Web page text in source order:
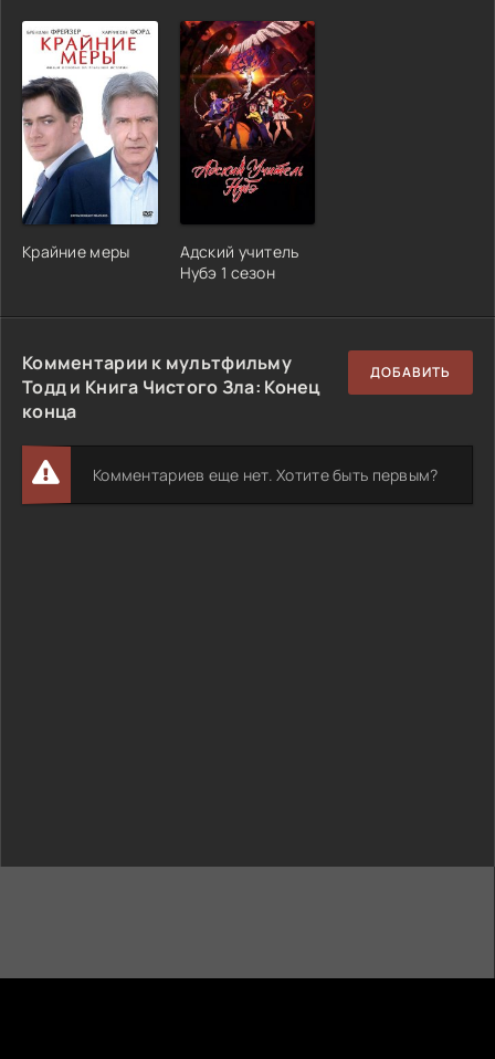
Крайние меры
Адский учитель
Нубэ 1 сезон
Комментарии к мультфильму
Тодд и Книга Чистого Зла: Конец
конца
ДОБАВИТЬ
Комментариев еще нет. Хотите быть первым?